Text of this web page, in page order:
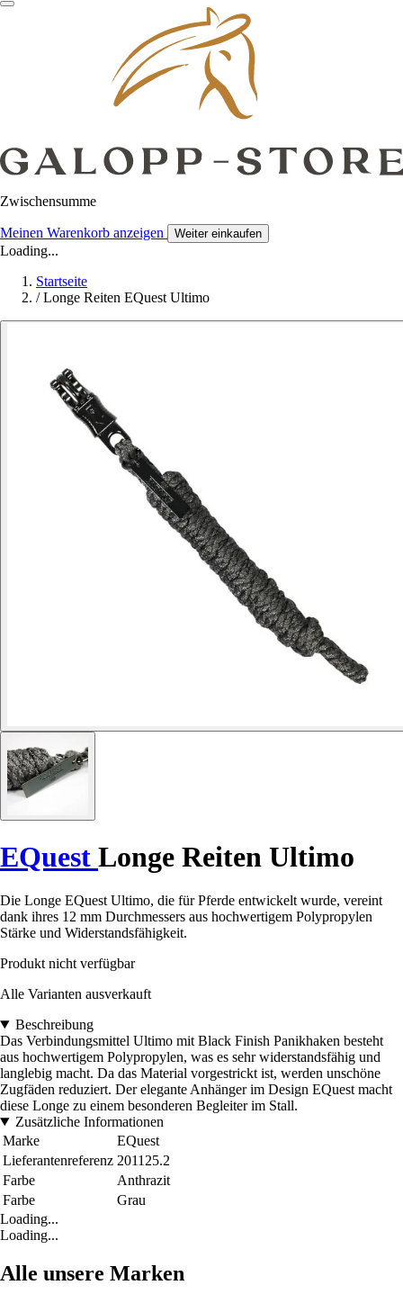
Zwischensumme
Meinen Warenkorb anzeigen Weiter einkaufen
Loading...
Startseite
/ Longe Reiten EQuest Ultimo
EQuest Longe Reiten Ultimo
Die Longe EQuest Ultimo, die für Pferde entwickelt wurde, vereint
dank ihres 12 mm Durchmessers aus hochwertigem Polypropylen
Stärke und Widerstandsfähigkeit.
Produkt nicht verfügbar
Alle Varianten ausverkauft
Beschreibung
Das Verbindungsmittel Ultimo mit Black Finish Panikhaken besteht
aus hochwertigem Polypropylen, was es sehr widerstandsfähig und
langlebig macht. Da das Material vorgestrickt ist, werden unschöne
Zugfäden reduziert. Der elegante Anhänger im Design EQuest macht
diese Longe zu einem besonderen Begleiter im Stall.
Zusätzliche Informationen
Marke
EQuest
Lieferantenreferenz 201125.2
Farbe
Anthrazit
Farbe
Grau
Loading...
Loading...
Alle unsere Marken